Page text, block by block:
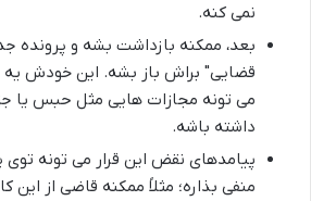
نمی کنه.
بعد، ممکنه بازداشت بشه و پرونده
قضایی" براش باز بشه. این خودش یه
می تونه مجازات هایی مثل حبس یا
داشته باشه.
پیامدهای نقض این قرار می تونه توی
منفی بذاره؛ مثلاً ممکنه قاضی از این